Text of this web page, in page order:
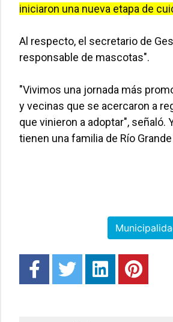
iniciaron una nueva etapa de
Al respecto, el secretario de
responsable de mascotas".
"Vivimos una jornada más
y vecinas que se acercaron a
que vinieron a adoptar",
tienen una familia de Río